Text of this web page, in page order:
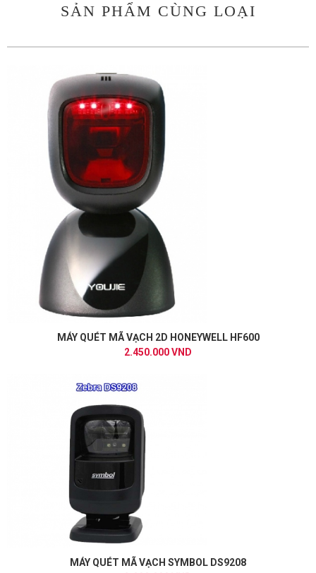
SẢN PHẨM CÙNG LOẠI
MÁY QUÉT MÃ VẠCH 2D HONEYWELL HF600
2.450.000 VND
MÁY QUÉT MÃ VẠCH SYMBOL DS9208